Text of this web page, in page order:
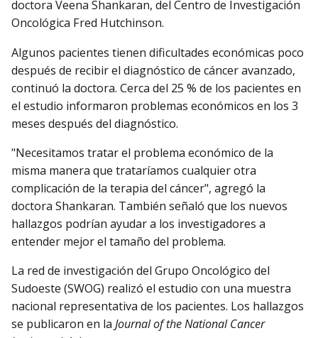
doctora Veena Shankaran, del Centro de Investigación
Oncológica Fred Hutchinson.
Algunos pacientes tienen dificultades económicas poco
después de recibir el diagnóstico de cáncer avanzado,
continuó la doctora. Cerca del 25 % de los pacientes en
el estudio informaron problemas económicos en los 3
meses después del diagnóstico.
"Necesitamos tratar el problema económico de la
misma manera que trataríamos cualquier otra
complicación de la terapia del cáncer", agregó la
doctora Shankaran. También señaló que los nuevos
hallazgos podrían ayudar a los investigadores a
entender mejor el tamaño del problema.
La red de investigación del Grupo Oncológico del
Sudoeste (SWOG) realizó el estudio con una muestra
nacional representativa de los pacientes. Los hallazgos
se publicaron en la Journal of the National Cancer